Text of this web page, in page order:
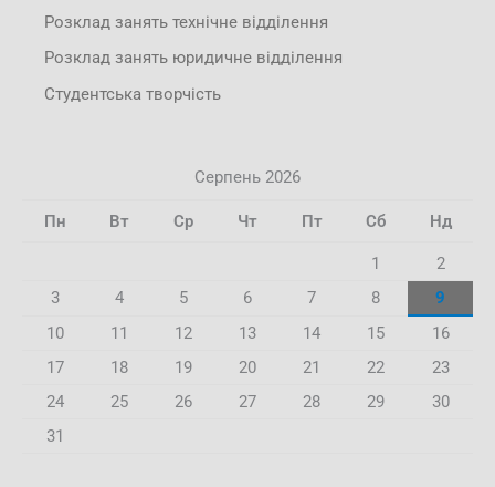
Розклад занять технічне відділення
Розклад занять юридичне відділення
Студентська творчість
Серпень 2026
Пн Вт Ср Чт Пт Сб Нд
1
2
3
4 5 6 7 8
9
10
11 12 13 14 15
16
17
18 19 20 21 22
23
24
25 26 27 28 29
30
31